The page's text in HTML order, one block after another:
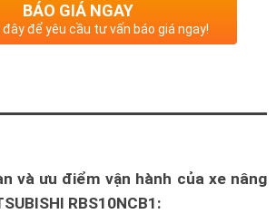
BÁO GIÁ NGAY
đây để yêu cầu tư vấn báo giá ngay!
và ưu điểm vận hành của xe nâng
RBS10NCB1 :